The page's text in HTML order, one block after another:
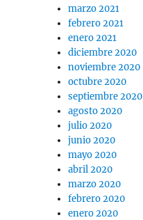
marzo 2021
febrero 2021
enero 2021
diciembre 2020
noviembre 2020
octubre 2020
septiembre 2020
agosto 2020
julio 2020
junio 2020
mayo 2020
abril 2020
marzo 2020
febrero 2020
enero 2020